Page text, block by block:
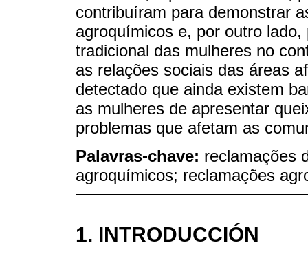
contribuíram para demonstrar
agroquímicos e, por outro
tradicional das mulheres no
as relações sociais das áreas
detectado que ainda existem
as mulheres de apresentar
problemas que afetam as
Palavras-chave: reclamações
agroquímicos; reclamações
1. INTRODUCCIÓN